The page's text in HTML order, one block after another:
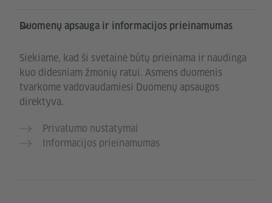
Duomenų apsauga ir informacijos prieinamumas
Siekiame, kad ši svetainė būtų prieinama ir naudinga
kuo didesniam žmonių ratui. Asmens duomenis
tvarkome vadovaudamiesi Duomenų apsaugos
direktyva.
Privatumo nustatymai
Informacijos prieinamumas